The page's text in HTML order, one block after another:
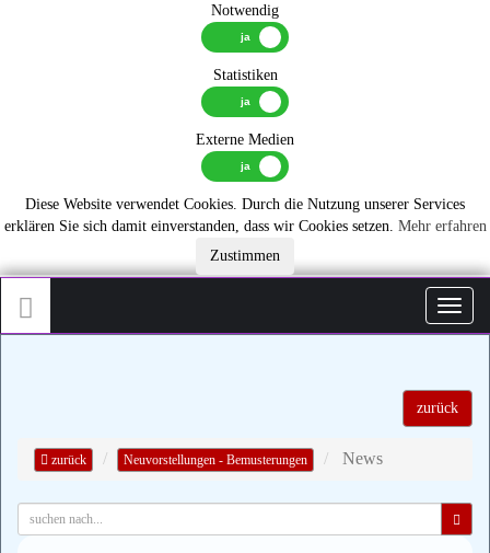
Notwendig
Statistiken
Externe Medien
Diese Website verwendet Cookies. Durch die Nutzung unserer Services
erklären Sie sich damit einverstanden, dass wir Cookies setzen. Mehr erfahren
Zustimmen
zurück
zurück Neuvorstellungen - Bemusterungen News